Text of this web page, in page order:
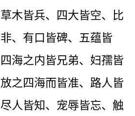
木皆兵、四大皆空、比
、有口皆碑、五蕴皆
海之内皆兄弟、妇孺皆
之四海而皆准、路人皆
人皆知、宠辱皆忘、触